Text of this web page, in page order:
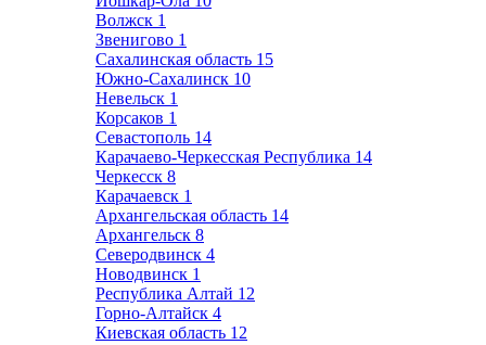
Волжск 1
Звенигово 1
Сахалинская область 15
Южно-Сахалинск 10
Невельск 1
Корсаков 1
Севастополь 14
Карачаево-Черкесская Республика 14
Черкесск 8
Карачаевск 1
Архангельская область 14
Архангельск 8
Северодвинск 4
Новодвинск 1
Республика Алтай 12
Горно-Алтайск 4
Киевская область 12